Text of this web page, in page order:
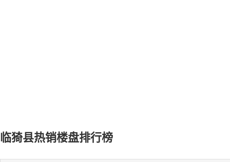
临猗县热销楼盘排行榜